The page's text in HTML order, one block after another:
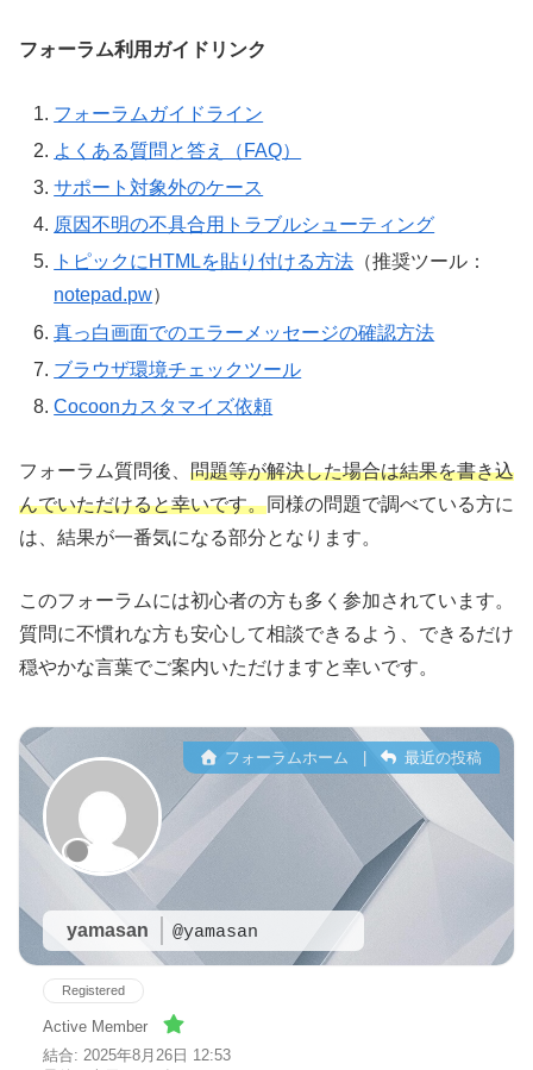
フォーラム利用ガイドリンク
フォーラムガイドライン
よくある質問と答え（FAQ）
サポート対象外のケース
原因不明の不具合用トラブルシューティング
トピックにHTMLを貼り付ける方法 （推奨ツール：
notepad.pw）
真っ白画面でのエラーメッセージの確認方法
ブラウザ環境チェックツール
Cocoonカスタマイズ依頼
フォーラム質問後、 問題等が解決した場合は結果を書き込
んでいただけると幸いです。同様の問題で調べている方に
は、結果が一番気になる部分となります。
このフォーラムには初心者の方も多く参加されています。
質問に不慣れな方も安心して相談できるよう、できるだけ
穏やかな言葉でご案内いただけますと幸いです。
yamasan @yamasan
フォーラムホーム | 最近の投稿
Registered
Active Member
結合: 2025年8月26日 12:53